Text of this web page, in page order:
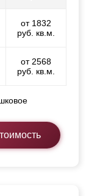
от 1832
руб. кв.м.
от 2568
руб. кв.м.